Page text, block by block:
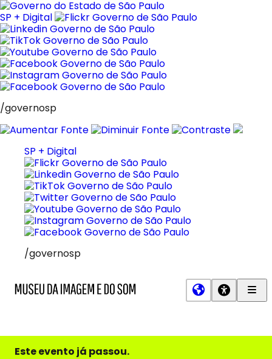
Pular
para
o
conteúdo
SP + Digital
/governosp
SP + Digital
/governosp
e
do
Este evento já passou.